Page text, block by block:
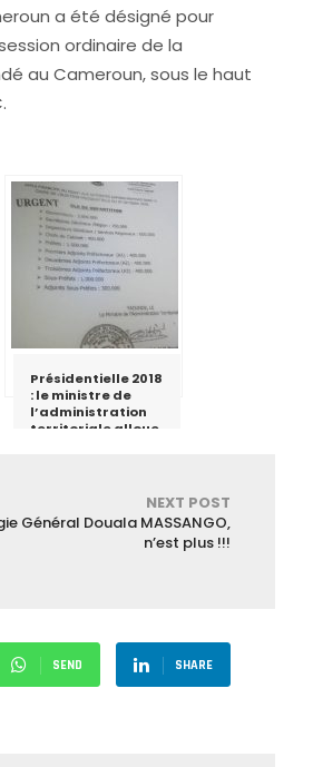
a été désigné pour
ordinaire de la
au Cameroun, sous le haut
Présidentielle 2018
: le ministre de
l’administration
territoriale alloue
NEXT POST
Général Douala MASSANGO,
n’est plus !!!
SEND SHARE